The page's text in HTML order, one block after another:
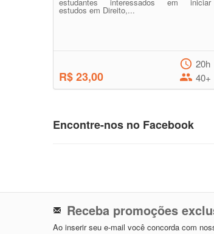
estudos em Direito,...
R$ 23,00
20h
40+
Encontre-nos no Facebook
Receba promoções
Ao inserir seu e-mail você concorda com